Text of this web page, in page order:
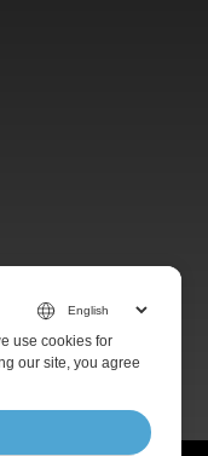
use cookies for
our site, you agree